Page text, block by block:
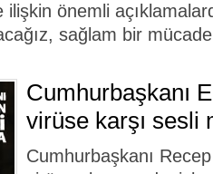
ilişkin önemli
sağlam bir
Cumhurbaşkanı
virüse karşı sesli
Cumhurbaşkanı